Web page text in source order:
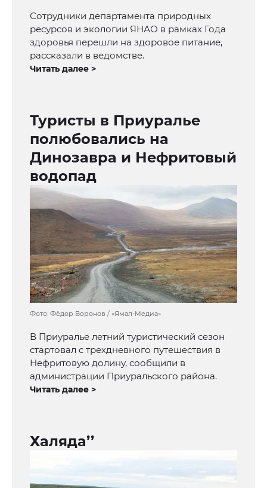
Сотрудники департамента природных
ресурсов и экологии ЯНАО в рамках Года
здоровья перешли на здоровое питание,
рассказали в ведомстве.
Читать далее >
Туристы в Приуралье
полюбовались на
Динозавра и Нефритовый
водопад
Фото: Фёдор Воронов / «Ямал-Медиа»
В Приуралье летний туристический сезон
стартовал с трехдневного путешествия в
Нефритовую долину, сообщили в
администрации Приуральского района.
Читать далее >
Халяда’’